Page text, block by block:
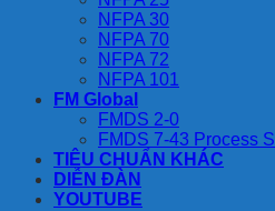
NFPA 30
NFPA 70
NFPA 72
NFPA 101
FM Global
FMDS 2-0
FMDS 7-43 Process
TIÊU CHUẨN KHÁC
DIỄN ĐÀN
YOUTUBE